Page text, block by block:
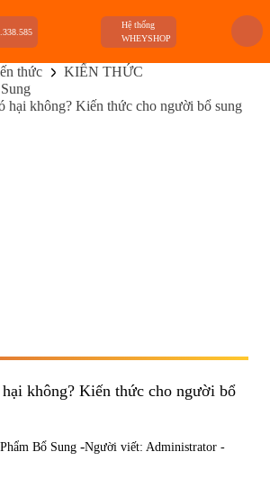
Hệ thống
WHEYSHOP
thức
KIẾN THỨC
hại không? Kiến thức cho người bổ sung
không? Kiến thức cho người bổ
Bổ Sung -Người viết: Administrator -